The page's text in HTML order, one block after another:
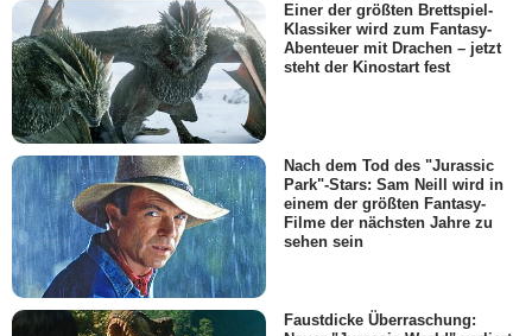
Einer der größten Brettspiel-
Klassiker wird zum Fantasy-
Abenteuer mit Drachen – jetzt
steht der Kinostart fest
Nach dem Tod des "Jurassic
Park"-Stars: Sam Neill wird in
einem der größten Fantasy-
Filme der nächsten Jahre zu
sehen sein
Faustdicke Überraschung: